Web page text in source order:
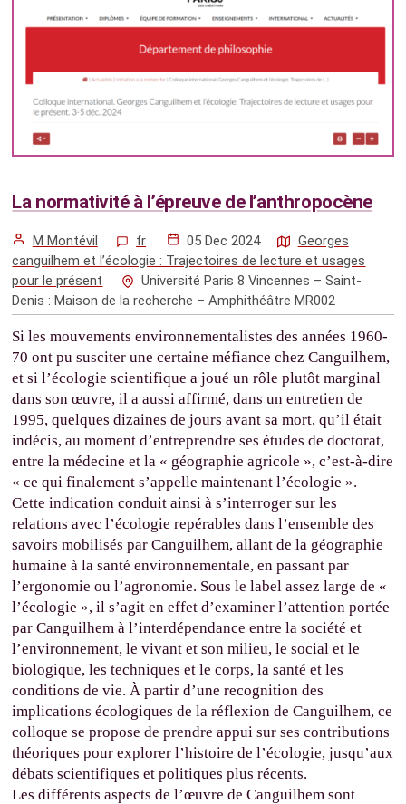
La normativité à l’épreuve de l’anthropocène
M Montévil fr 05 Dec 2024
Georges
canguilhem et l’écologie : Trajectoires de lecture et usages
pour le présent
Université Paris 8 Vincennes – Saint-
Denis : Maison de la recherche – Amphithéâtre MR002
Si les mouvements environnementalistes des années 1960-
70 ont pu susciter une certaine méfiance chez Canguilhem,
et si l’écologie scientifique a joué un rôle plutôt marginal
dans son œuvre, il a aussi affirmé, dans un entretien de
1995, quelques dizaines de jours avant sa mort, qu’il était
indécis, au moment d’entreprendre ses études de doctorat,
entre la médecine et la « géographie agricole », c’est-à-dire
« ce qui finalement s’appelle maintenant l’écologie ».
Cette indication conduit ainsi à s’interroger sur les
relations avec l’écologie repérables dans l’ensemble des
savoirs mobilisés par Canguilhem, allant de la géographie
humaine à la santé environnementale, en passant par
l’ergonomie ou l’agronomie. Sous le label assez large de «
l’écologie », il s’agit en effet d’examiner l’attention portée
par Canguilhem à l’interdépendance entre la société et
l’environnement, le vivant et son milieu, le social et le
biologique, les techniques et le corps, la santé et les
conditions de vie. À partir d’une recognition des
implications écologiques de la réflexion de Canguilhem, ce
colloque se propose de prendre appui sur ses contributions
théoriques pour explorer l’histoire de l’écologie, jusqu’aux
débats scientifiques et politiques plus récents.
Les différents aspects de l’œuvre de Canguilhem sont